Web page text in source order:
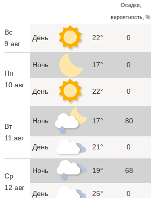
Осадки,
вероятность, %
Вс
9 авг
День 22° 0
Пн
10 авг
Ночь 17° 0
День 22° 0
Вт
11 авг
Ночь 17° 80
День 21° 0
Ср
12 авг
Ночь 19° 68
День 25° 0